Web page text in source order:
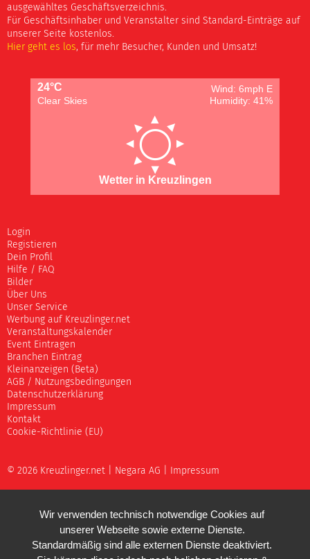
ausgewähltes Geschäftsverzeichnis.
Für Geschäftsinhaber und Veranstalter sind Standard-Einträge auf
unserer Seite kostenlos.
Hier geht es los, für mehr Besucher, Kunden und Umsatz!
24°C
Wind: 6mph E
Clear Skies
Humidity: 41%
Wetter in Kreuzlingen
Login
Registieren
Dein Profil
Hilfe / FAQ
Bilder
Über Uns
Unser Service
Werbung auf Kreuzlinger.net
Veranstaltungskalender
Event Eintragen
Branchen Eintrag
Kleinanzeigen (Beta)
AGB / Nutzungsbedingungen
Datenschutzerklärung
Impressum
Kontakt
Cookie-Richtlinie (EU)
© 2026 Kreuzlinger.net | Negara AG Impressum
Wir verwenden technisch notwendige Cookies auf
unserer Webseite sowie externe Dienste.
Standardmäßig sind alle externen Dienste deaktiviert.